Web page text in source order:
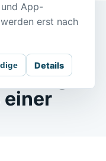
einer
App-
erst nach
Details